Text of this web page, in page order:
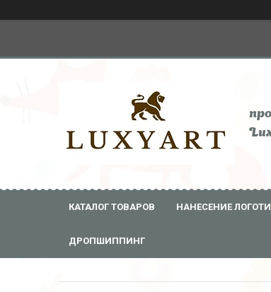
КАТАЛОГ ТОВАРОВ НАНЕСЕНИЕ
ДРОПШИППИНГ